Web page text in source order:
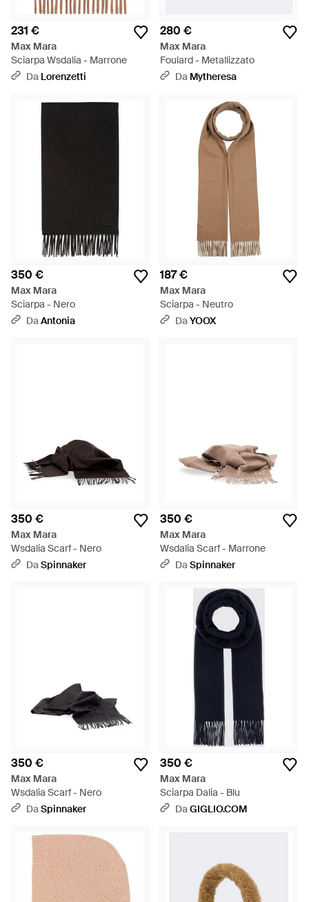
231 €
Max Mara
Sciarpa Wsdalia - Marrone
Da Lorenzetti
280 €
Max Mara
Foulard - Metallizzato
Da Mytheresa
350 €
Max Mara
Sciarpa - Nero
DaAntonia
187 €
Max Mara
Sciarpa - Neutro
DaYOOX
350 €
Max Mara
Wsdalia Scarf - Nero
DaSpinnaker
350 €
Max Mara
Wsdalia Scarf - Marrone
DaSpinnaker
350 €
Max Mara
Wsdalia Scarf - Nero
DaSpinnaker
350 €
Max Mara
Sciarpa Dalia - Blu
DaGIGLIO.COM